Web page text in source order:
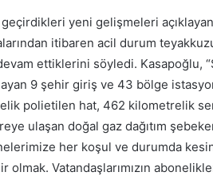
yeni gelişmeleri
itibaren acil durum
ettiklerini söyledi. Kasapoğlu,
9 şehir giriş ve 43 bölge
polietilen hat, 462 kilometrelik
ulaşan doğal gaz dağıtım
her koşul ve durumda
Vatandaşlarımızın